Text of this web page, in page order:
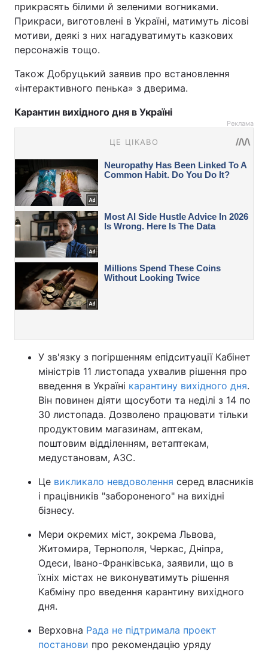
прикрасять білими й зеленими вогниками.
Прикраси, виготовлені в Україні, матимуть лісові
мотиви, деякі з них нагадуватимуть казкових
персонажів тощо.
Також Добруцький заявив про встановлення
«інтерактивного пенька» з дверима.
Карантин вихідного дня в Україні
Реклама
У зв'язку з погіршенням епідситуації Кабінет
міністрів 11 листопада ухвалив рішення про
введення в Україні карантину вихідного дня.
Він повинен діяти щосуботи та неділі з 14 по
30 листопада. Дозволено працювати тільки
продуктовим магазинам, аптекам,
поштовим відділенням, ветаптекам,
медустановам, АЗС.
Це викликало невдоволення серед власників
і працівників "забороненого" на вихідні
бізнесу.
Мери окремих міст, зокрема Львова,
Житомира, Тернополя, Черкас, Дніпра,
Одеси, Івано-Франківська, заявили, що в
їхніх містах не виконуватимуть рішення
Кабміну про введення карантину вихідного
дня.
Верховна Рада не підтримала проект
постанови про рекомендацію уряду